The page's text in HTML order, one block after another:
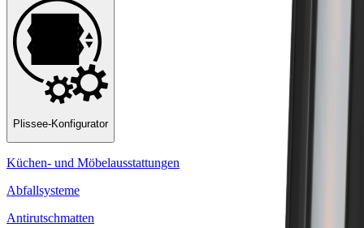
Plissee-Konfigurator
Küchen- und Möbelausstattungen
Abfallsysteme
Antirutschmatten